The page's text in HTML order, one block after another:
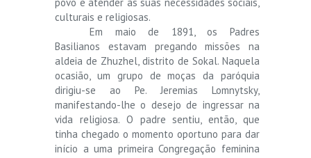
culturais e religiosas.
Em maio de 1891, os Padres
Basilianos estavam pregando missões na
aldeia de Zhuzhel, distrito de Sokal. Naquela
ocasião, um grupo de moças da paróquia
dirigiu-se ao Pe. Jeremias Lomnytsky,
manifestando-lhe o desejo de ingressar na
vida religiosa. O padre sentiu, então, que
tinha chegado o momento oportuno para dar
início a uma primeira Congregação feminina